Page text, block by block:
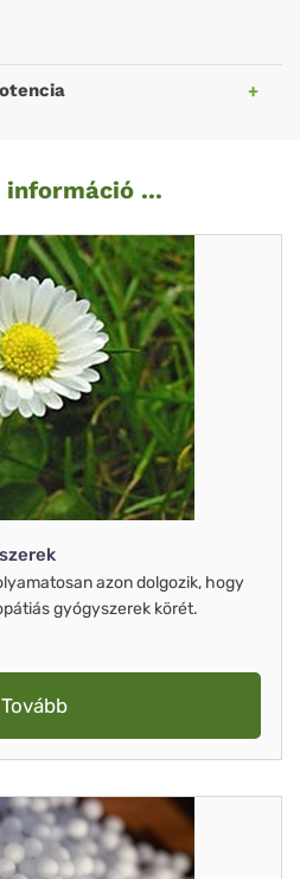
információ ...
azon dolgozik, hogy
gyógyszerek körét.
Tovább